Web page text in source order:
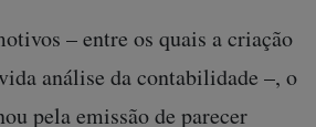
– entre os quais a criação
análise da contabilidade –, o
pela emissão de parecer